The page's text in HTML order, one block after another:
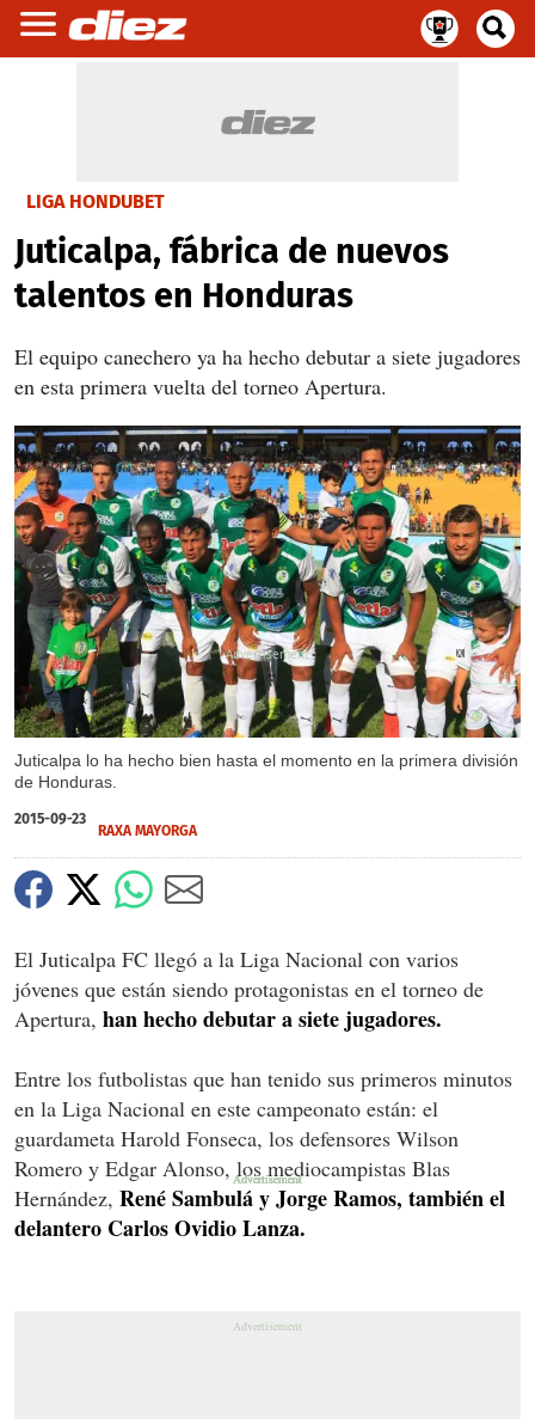
LIGA HONDUBET
Juticalpa, fábrica de nuevos
talentos en Honduras
El equipo canechero ya ha hecho debutar a siete jugadores
en esta primera vuelta del torneo Apertura.
Juticalpa lo ha hecho bien hasta el momento en la primera división
de Honduras.
X
X
X
X
X
X
X
2015-09-23
RAXA MAYORGA
El Juticalpa FC llegó a la Liga Nacional con varios
jóvenes que están siendo protagonistas en el torneo de
Apertura, han hecho debutar a siete jugadores.
Entre los futbolistas que han tenido sus primeros minutos
en la Liga Nacional en este campeonato están: el
guardameta Harold Fonseca, los defensores Wilson
Romero y Edgar Alonso, los mediocampistas Blas
Hernández, René Sambulá y Jorge Ramos, también el
delantero Carlos Ovidio Lanza.